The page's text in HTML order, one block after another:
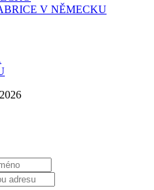
V NĚMECKU